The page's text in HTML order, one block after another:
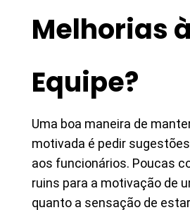
Melhorias à
Equipe?
Uma boa maneira de
motivada é pedir
aos funcionários. Poucas
ruins para a motivação de
quanto a sensação de